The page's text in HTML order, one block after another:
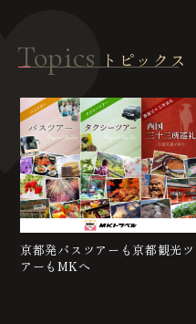
Topics トピックス
京都発バスツアーも京都観光ツ
アーもMKへ